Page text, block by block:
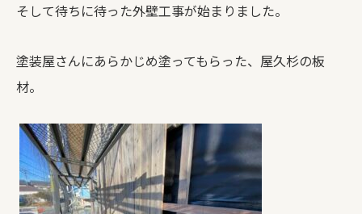
そして待ちに待った外壁工事が始まりました。
塗装屋さんにあらかじめ塗ってもらった、屋久杉の板
材。